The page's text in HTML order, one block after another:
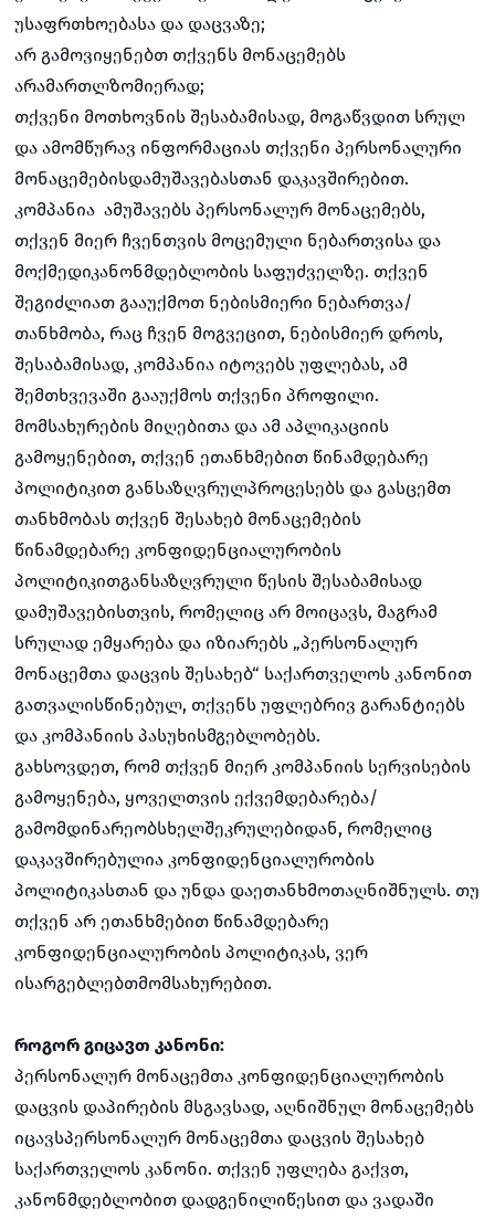
უსაფრთხოებასა და დაცვაზე;
არ გამოვიყენებთ თქვენს მონაცემებს
არამართლზომიერად;
თქვენი მოთხოვნის შესაბამისად, მოგაწვდით სრულ
და ამომწურავ ინფორმაციას თქვენი პერსონალური
მონაცემებისდამუშავებასთან დაკავშირებით.
კომპანია ამუშავებს პერსონალურ მონაცემებს,
თქვენ მიერ ჩვენთვის მოცემული ნებართვისა და
მოქმედიკანონმდებლობის საფუძველზე. თქვენ
შეგიძლიათ გააუქმოთ ნებისმიერი ნებართვა/
თანხმობა, რაც ჩვენ მოგვეცით, ნებისმიერ დროს,
შესაბამისად, კომპანია იტოვებს უფლებას, ამ
შემთხვევაში გააუქმოს თქვენი პროფილი.
მომსახურების მიღებითა და ამ აპლიკაციის
გამოყენებით, თქვენ ეთანხმებით წინამდებარე
პოლიტიკით განსაზღვრულპროცესებს და გასცემთ
თანხმობას თქვენ შესახებ მონაცემების
წინამდებარე კონფიდენციალურობის
პოლიტიკითგანსაზღვრული წესის შესაბამისად
დამუშავებისთვის, რომელიც არ მოიცავს, მაგრამ
სრულად ემყარება და იზიარებს „პერსონალურ
მონაცემთა დაცვის შესახებ“ საქართველოს კანონით
გათვალისწინებულ, თქვენს უფლებრივ გარანტიებს
და კომპანიის პასუხისმგებლობებს.
გახსოვდეთ, რომ თქვენ მიერ კომპანიის სერვისების
გამოყენება, ყოველთვის ექვემდებარება/
გამომდინარეობსხელშეკრულებიდან, რომელიც
დაკავშირებულია კონფიდენციალურობის
პოლიტიკასთან და უნდა დაეთანხმოთაღნიშნულს. თუ
თქვენ არ ეთანხმებით წინამდებარე
კონფიდენციალურობის პოლიტიკას, ვერ
ისარგებლებთმომსახურებით.
როგორ გიცავთ კანონი:
პერსონალურ მონაცემთა კონფიდენციალურობის
დაცვის დაპირების მსგავსად, აღნიშნულ მონაცემებს
იცავსპერსონალურ მონაცემთა დაცვის შესახებ
საქართველოს კანონი. თქვენ უფლება გაქვთ,
კანონმდებლობით დადგენილიწესით და ვადაში